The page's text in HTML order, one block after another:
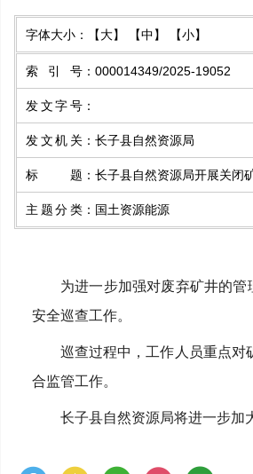
字体大小： 【大】 【中】 【小】
索引号 ： 000014349/2025-19052
发文字号 ：
发文机关 ： 长子县自然资源局
标题 ： 长子县自然资源局开展关闭
主题分类 ： 国土资源能源
为进一步加强对废弃矿井的
安全巡查工作。
巡查过程中，工作人员重点对
合监管工作。
长子县自然资源局将进一步加